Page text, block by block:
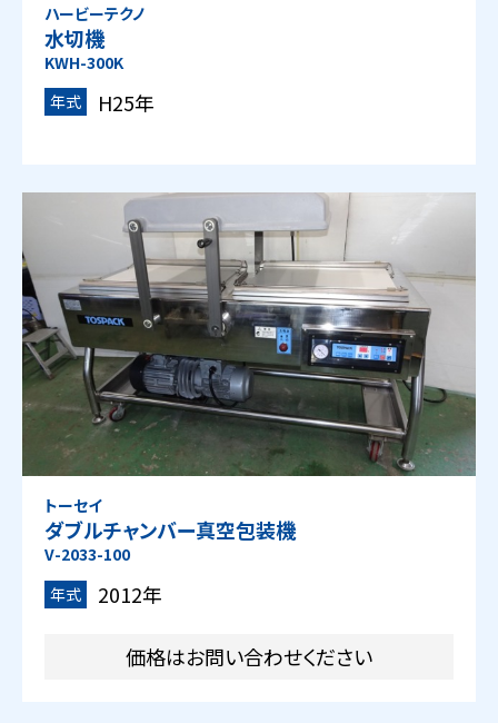
ハービーテクノ
水切機
KWH-300K
年式
H25年
トーセイ
ダブルチャンバー真空包装機
V-2033-100
年式
2012年
価格はお問い合わせください